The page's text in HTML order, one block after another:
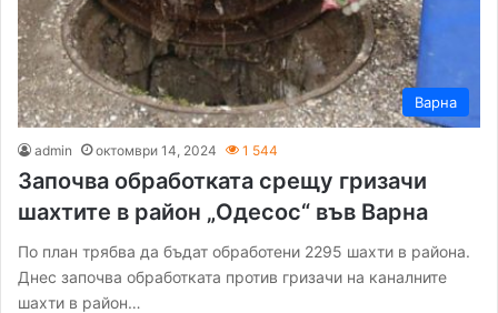
Варна
admin октомври 14, 2024 1 544
Започва обработката срещу гризачи
шахтите в район „Одесос“ във Варна
По план трябва да бъдат обработени 2295 шахти в района.
Днес започва обработката против гризачи на каналните
шахти в район…